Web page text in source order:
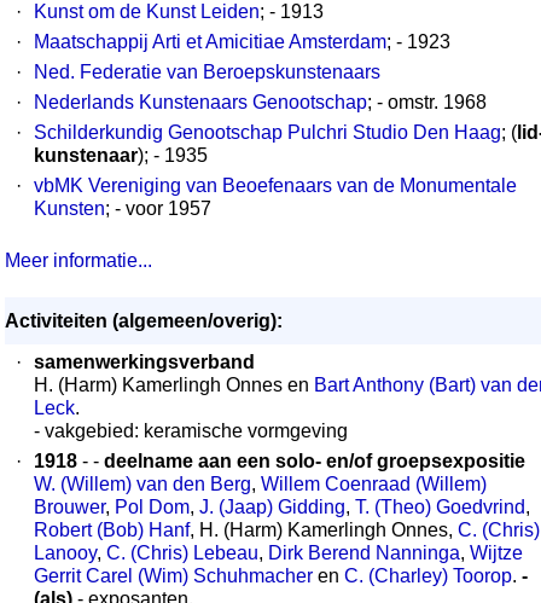
·
Kunst om de Kunst Leiden; - 1913
·
Maatschappij Arti et Amicitiae Amsterdam; - 1923
·
Ned. Federatie van Beroepskunstenaars
·
Nederlands Kunstenaars Genootschap; - omstr. 1968
·
Schilderkundig Genootschap Pulchri Studio Den Haag; (
kunstenaar); - 1935
·
vbMK Vereniging van Beoefenaars van de Monumentale
Kunsten; - voor 1957
Meer informatie...
Activiteiten (algemeen/overig):
·
samenwerkingsverband
H. (Harm) Kamerlingh Onnes en Bart Anthony (Bart) van
Leck.
- vakgebied: keramische vormgeving
·
1918 - - deelname aan een solo- en/of groepsexpositie
W. (Willem) van den Berg, Willem Coenraad (Willem)
Brouwer, Pol Dom, J. (Jaap) Gidding, T. (Theo) Goedvrind,
Robert (Bob) Hanf, H. (Harm) Kamerlingh Onnes, C. (Chris)
Lanooy, C. (Chris) Lebeau, Dirk Berend Nanninga, Wijtze
Gerrit Carel (Wim) Schuhmacher en C. (Charley) Toorop. -
(als) - exposanten.